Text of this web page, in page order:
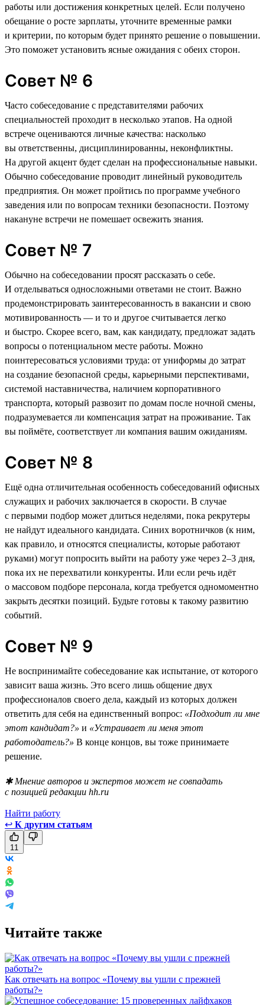
работы или достижения конкретных целей. Если получено
обещание о росте зарплаты, уточните временные рамки
и критерии, по которым будет принято решение о повышении.
Это поможет установить ясные ожидания с обеих сторон.
Совет № 6
Часто собеседование с представителями рабочих
специальностей проходит в несколько этапов. На одной
встрече оцениваются личные качества: насколько
вы ответственны, дисциплинированны, неконфликтны.
На другой акцент будет сделан на профессиональные навыки.
Обычно собеседование проводит линейный руководитель
предприятия. Он может пройтись по программе учебного
заведения или по вопросам техники безопасности. Поэтому
накануне встречи не помешает освежить знания.
Совет № 7
Обычно на собеседовании просят рассказать о себе.
И отделываться односложными ответами не стоит. Важно
продемонстрировать заинтересованность в вакансии и свою
мотивированность — и то и другое считывается легко
и быстро. Скорее всего, вам, как кандидату, предложат задать
вопросы о потенциальном месте работы. Можно
поинтересоваться условиями труда: от униформы до затрат
на создание безопасной среды, карьерными перспективами,
системой наставничества, наличием корпоративного
транспорта, который развозит по домам после ночной смены,
подразумевается ли компенсация затрат на проживание. Так
вы поймёте, соответствует ли компания вашим ожиданиям.
Совет № 8
Ещё одна отличительная особенность собеседований офисных
служащих и рабочих заключается в скорости. В случае
с первыми подбор может длиться неделями, пока рекрутеры
не найдут идеального кандидата. Синих воротничков (к ним,
как правило, и относятся специалисты, которые работают
руками) могут попросить выйти на работу уже через 2–3 дня,
пока их не перехватили конкуренты. Или если речь идёт
о массовом подборе персонала, когда требуется одномоментно
закрыть десятки позиций. Будьте готовы к такому развитию
событий.
Совет № 9
Не воспринимайте собеседование как испытание, от которого
зависит ваша жизнь. Это всего лишь общение двух
профессионалов своего дела, каждый из которых должен
ответить для себя на единственный вопрос: «Подходит ли мне
этот кандидат?» и «Устраивает ли меня этот
работодатель?» В конце концов, вы тоже принимаете
решение.
✱ Мнение авторов и экспертов может не совпадать
с позицией редакции hh.ru
Найти работу
↩ К другим статьям
11
Читайте также
Как отвечать на вопрос «Почему вы ушли с прежней
работы?»